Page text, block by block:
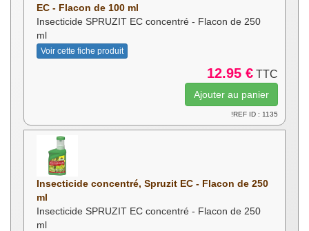
EC - Flacon de 100 ml
Insecticide SPRUZIT EC concentré - Flacon de 250
ml
Voir cette fiche produit
12.95 € TTC
!REF ID : 1135
Insecticide concentré, Spruzit EC - Flacon de 250
ml
Insecticide SPRUZIT EC concentré - Flacon de 250
ml